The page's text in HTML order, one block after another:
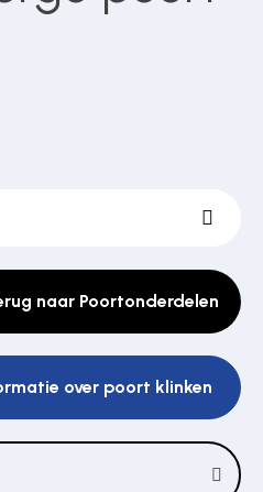
naar Poortonderdelen
over poort klinken